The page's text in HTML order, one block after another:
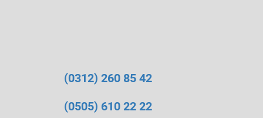
(0312) 260 85 42
(0505) 610 22 22